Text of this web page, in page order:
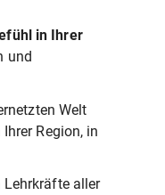
in Ihrer
und
Welt
Region, in
Lehrkräfte aller